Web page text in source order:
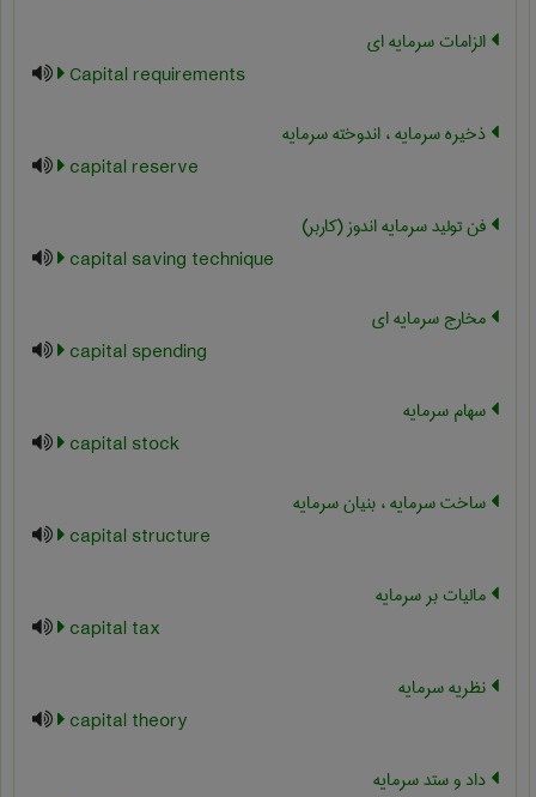
الزامات سرمایه ای
Capital requirements
ذخیره سرمایه ، اندوخته سرمایه
capital reserve
فن تولید سرمایه اندوز (کاربر)
capital saving technique
مخارج سرمایه ای
capital spending
سهام سرمایه
capital stock
ساخت سرمایه ، بنیان سرمایه
capital structure
مالیات بر سرمایه
capital tax
نظریه سرمایه
capital theory
داد و ستد سرمایه